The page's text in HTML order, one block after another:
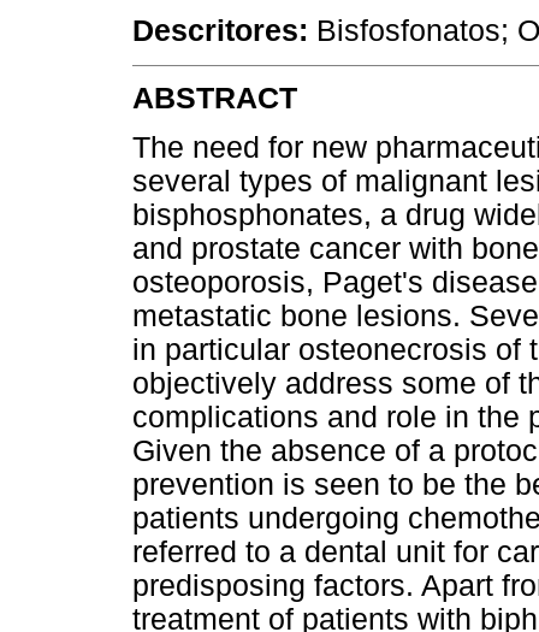
Descritores: Bisfosfonatos;
ABSTRACT
The need for new
several types of malignant
bisphosphonates, a drug
and prostate cancer with
osteoporosis, Paget's
metastatic bone lesions.
in particular osteonecrosis of
objectively address some of
complications and role in the
Given the absence of a
prevention is seen to be the
patients undergoing
referred to a dental unit for
predisposing factors. Apart
treatment of patients with